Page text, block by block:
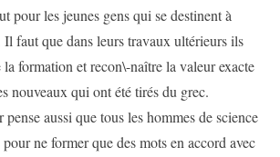
pour les jeunes gens qui se destinent à
Il faut que dans leurs travaux ultérieurs ils
formation et recon\-naître la valeur exacte
nouveaux qui ont été tirés du grec.
pense aussi que tous les hommes de science
ne former que des mots en accord avec